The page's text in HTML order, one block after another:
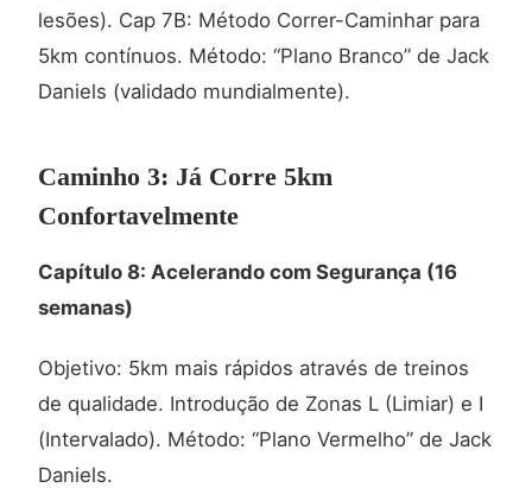
lesões). Cap 7B: Método Correr-Caminhar para
5km contínuos. Método: “Plano Branco” de Jack
Daniels (validado mundialmente).
Caminho 3: Já Corre 5km
Confortavelmente
Capítulo 8: Acelerando com Segurança (16
semanas)
Objetivo: 5km mais rápidos através de treinos
de qualidade. Introdução de Zonas L (Limiar) e I
(Intervalado). Método: “Plano Vermelho” de Jack
Daniels.